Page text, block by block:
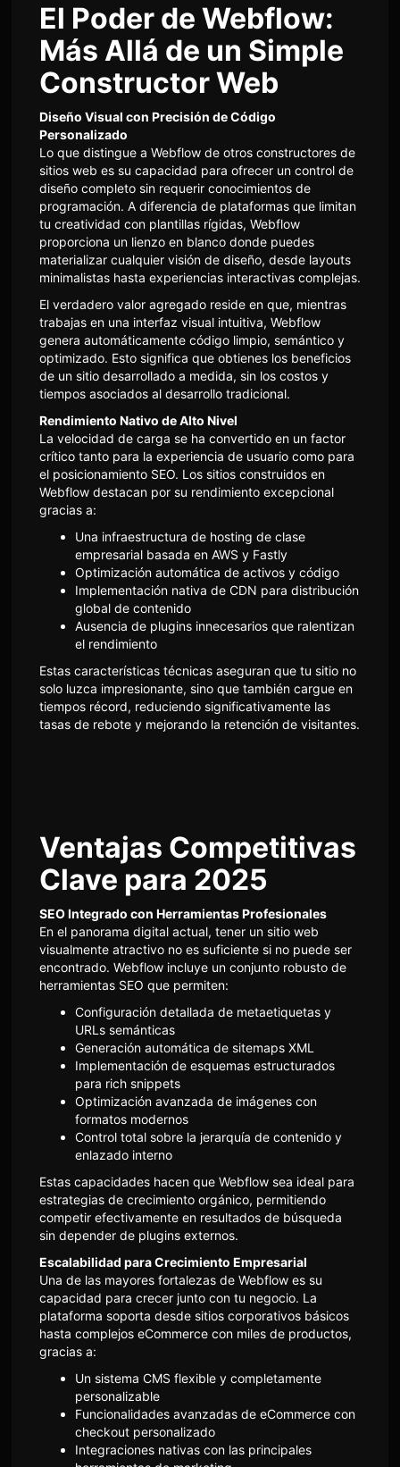
El Poder de Webflow:
Más Allá de un Simple
Constructor Web
Diseño Visual con Precisión de Código
Personalizado
Lo que distingue a Webflow de otros constructores de
sitios web es su capacidad para ofrecer un control de
diseño completo sin requerir conocimientos de
programación. A diferencia de plataformas que limitan
tu creatividad con plantillas rígidas, Webflow
proporciona un lienzo en blanco donde puedes
materializar cualquier visión de diseño, desde layouts
minimalistas hasta experiencias interactivas complejas.
El verdadero valor agregado reside en que, mientras
trabajas en una interfaz visual intuitiva, Webflow
genera automáticamente código limpio, semántico y
optimizado. Esto significa que obtienes los beneficios
de un sitio desarrollado a medida, sin los costos y
tiempos asociados al desarrollo tradicional.
Rendimiento Nativo de Alto Nivel
La velocidad de carga se ha convertido en un factor
crítico tanto para la experiencia de usuario como para
el posicionamiento SEO. Los sitios construidos en
Webflow destacan por su rendimiento excepcional
gracias a:
Una infraestructura de hosting de clase
empresarial basada en AWS y Fastly
Optimización automática de activos y código
Implementación nativa de CDN para distribución
global de contenido
Ausencia de plugins innecesarios que ralentizan
el rendimiento
Estas características técnicas aseguran que tu sitio no
solo luzca impresionante, sino que también cargue en
tiempos récord, reduciendo significativamente las
tasas de rebote y mejorando la retención de visitantes.
Ventajas Competitivas
Clave para 2025
SEO Integrado con Herramientas Profesionales
En el panorama digital actual, tener un sitio web
visualmente atractivo no es suficiente si no puede ser
encontrado. Webflow incluye un conjunto robusto de
herramientas SEO que permiten:
Configuración detallada de metaetiquetas y
URLs semánticas
Generación automática de sitemaps XML
Implementación de esquemas estructurados
para rich snippets
Optimización avanzada de imágenes con
formatos modernos
Control total sobre la jerarquía de contenido y
enlazado interno
Estas capacidades hacen que Webflow sea ideal para
estrategias de crecimiento orgánico, permitiendo
competir efectivamente en resultados de búsqueda
sin depender de plugins externos.
Escalabilidad para Crecimiento Empresarial
Una de las mayores fortalezas de Webflow es su
capacidad para crecer junto con tu negocio. La
plataforma soporta desde sitios corporativos básicos
hasta complejos eCommerce con miles de productos,
gracias a:
Un sistema CMS flexible y completamente
personalizable
Funcionalidades avanzadas de eCommerce con
checkout personalizado
Integraciones nativas con las principales